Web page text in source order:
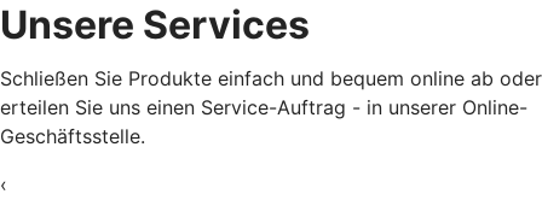
Unsere Services
Schließen Sie Produkte einfach und bequem online ab oder
erteilen Sie uns einen Service-Auftrag - in unserer Online-
Geschäftsstelle.
‹